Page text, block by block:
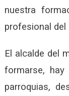
nuestra
profesional del
El alcalde del
formarse,
parroquias,